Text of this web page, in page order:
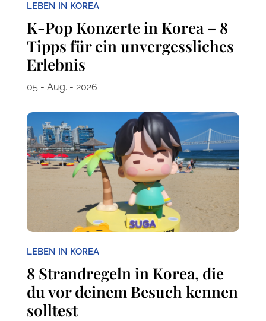
LEBEN IN KOREA
K-Pop Konzerte in Korea – 8
Tipps für ein unvergessliches
Erlebnis
05 - Aug. - 2026
LEBEN IN KOREA
8 Strandregeln in Korea, die
du vor deinem Besuch kennen
solltest